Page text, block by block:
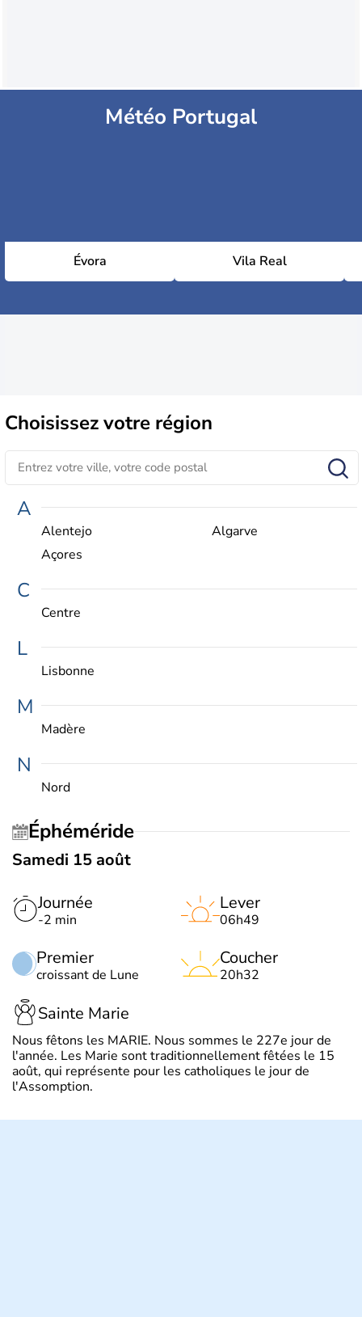
Météo Portugal
Évora Vila Real
Choisissezvotre région
A
Alentejo
Algarve
Açores
C
Centre
L
Lisbonne
M
Madère
N
Nord
Éphéméride
Samedi 15 août
Journée
-2 min
Premier
croissant de Lune
Lever
06h49
Coucher
20h32
Sainte Marie
Nous fêtons les MARIE. Nous sommes le 227e jour de
l'année. Les Marie sont traditionnellement fêtées le 15
août, qui représente pour les catholiques le jour de
l'Assomption.